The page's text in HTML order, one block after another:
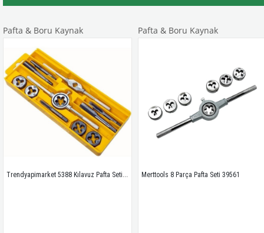
Pafta & Boru Kaynak
Trendyapimarket 5388 Kılavuz Pafta Seti Takımı 12 Parça
Pafta & Boru Kaynak
Merttools 8 Parça Pafta Seti 39561